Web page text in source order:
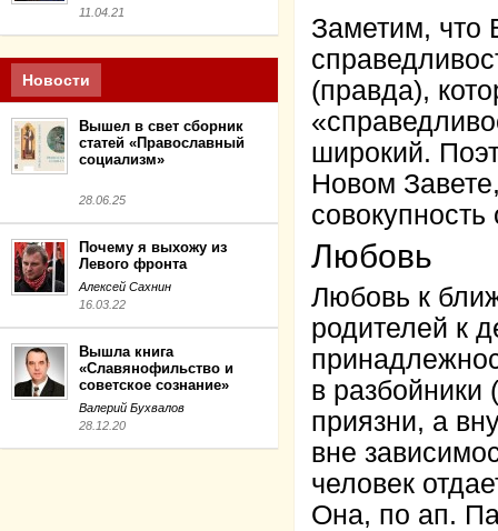
11.04.21
Новости
Вышел в свет сборник
статей «Православный
социализм»
28.06.25
Почему я выхожу из
Левого фронта
Алексей Сахнин
16.03.22
Вышла книга
«Славянофильство и
советское сознание»
Валерий Бухвалов
28.12.20
Заметим, что
(правда),
широкий.
Новом
Любовь
Любовь к
родителей к
в разбойники
приязни, а
вне
человек
Она, по ап.